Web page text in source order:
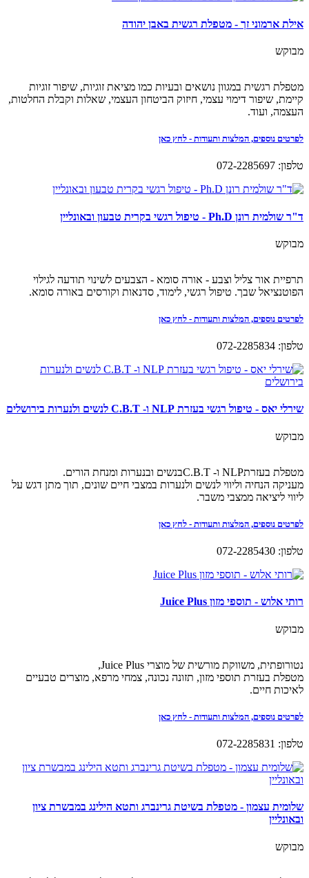
אילת ארמוני זך - מטפלת רגשית באבן יהודה
מבוקש
מטפלת רגשית במגוון נושאים ובעיות כמו מציאת זוגיות, שיפור זוגיות
קיימת, שיפור דימוי עצמי, חיזוק הביטחון העצמי, שאלות וקבלת החלטות,
העצמה, ועוד.
לפרטים נוספים, המלצות ותעודות - לחץ כאן
טלפון: 072-2285697
ד"ר שולמית רונן Ph.D - טיפול רגשי בקרית טבעון ובאונליין
מבוקש
תרפיית אור צליל וצבע - אורה סומא - הצבעים לשינוי תודעה לגילוי
הפוטנציאל שבך. טיפול רגשי, לימוד, סדנאות וקורסים באורה סומא.
לפרטים נוספים, המלצות ותעודות - לחץ כאן
טלפון: 072-2285834
שירלי יאס - טיפול רגשי בעזרת NLP ו- C.B.T לנשים ולנערות בירושלים
מבוקש
מטפלת בעזרתNLP ו- C.B.Tבנשים ובנערות ומנחת הורים.
מעניקה הנחיה וליווי לנשים ולנערות במצבי חיים שונים, תוך מתן דגש על
ליווי ליציאה ממצבי משבר.
לפרטים נוספים, המלצות ותעודות - לחץ כאן
טלפון: 072-2285430
רותי אלוש - תוספי מזון Juice Plus
מבוקש
נטורופתית, משווקת מורשית של מוצרי Juice Plus,
מטפלת בעזרת תוספי מזון, תזונה נכונה, צמחי מרפא, מוצרים טבעיים
לאיכות חיים.
לפרטים נוספים, המלצות ותעודות - לחץ כאן
טלפון: 072-2285831
שלומית עצמון - מטפלת בשיטת גרינברג ותטא הילינג במבשרת ציון
ובאונליין
מבוקש